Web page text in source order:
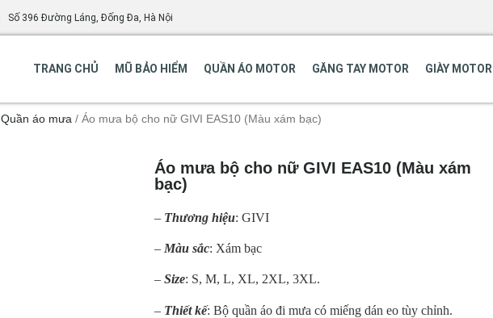
Số 396 Đường Láng, Đống Đa, Hà Nội
TRANG CHỦ MŨ BẢO HIỂM QUẦN ÁO MOTOR GĂNG TAY MOTOR GIÀY MOTOR
Quần áo mưa / Áo mưa bộ cho nữ GIVI EAS10 (Màu xám bạc)
Áo mưa bộ cho nữ GIVI EAS10 (Màu xám
bạc)
– Thương hiệu: GIVI
– Màu sắc: Xám bạc
– Size: S, M, L, XL, 2XL, 3XL.
– Thiết kế: Bộ quần áo đi mưa có miếng dán eo tùy chỉnh.